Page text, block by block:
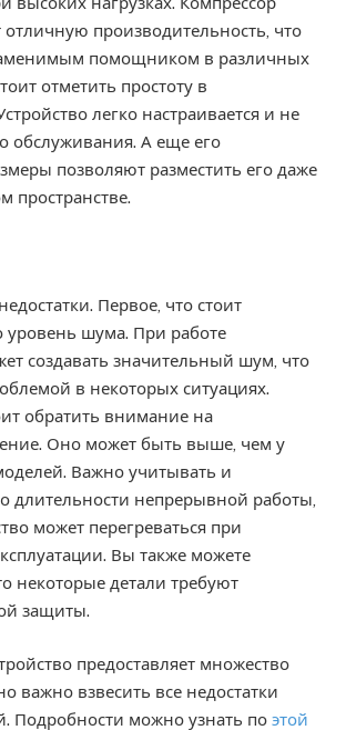
отличную производительность, что
помощником в различных
отметить простоту в
легко настраивается и не
обслуживания. А еще его
позволяют разместить его даже
пространстве.
Первое, что стоит
уровень шума. При работе
создавать значительный шум, что
в некоторых ситуациях.
обратить внимание на
Оно может быть выше, чем у
Важно учитывать и
длительности непрерывной работы,
может перегреваться при
Вы также можете
некоторые детали требуют
защиты.
предоставляет множество
важно взвесить все недостатки
Подробности можно узнать по этой